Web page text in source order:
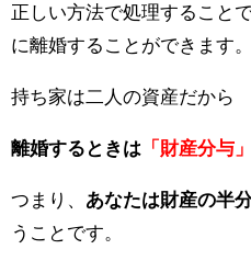
正しい方法で処理すること
に離婚することができます。
持ち家は二人の資産だから
離婚するときは 「財産分与」
つまり、 あなたは財産の半
うことです。